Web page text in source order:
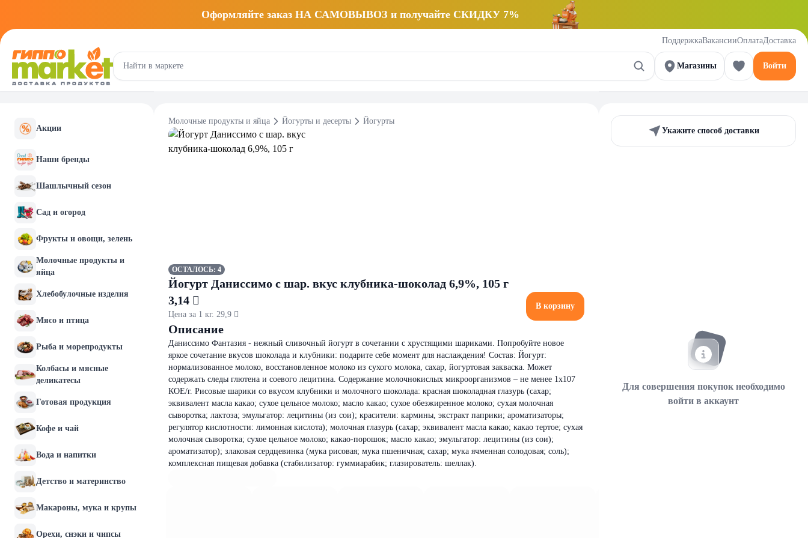
Оформляйте заказ НА САМОВЫВОЗ и получайте СКИДКУ 7%
ПоддержкаВакансииОплатаДоставка
Магазины Войти
Акции
Наши бренды
Шашлычный сезон
Сад и огород
Фрукты и овощи, зелень
Молочные продукты и
яйца
Хлебобулочные изделия
Мясо и птица
Рыба и морепродукты
Колбасы и мясные
деликатесы
Готовая продукция
Кофе и чай
Вода и напитки
Детство и материнство
Макароны, мука и крупы
Орехи, снэки и чипсы
Молочные продукты и яйца Йогурты и десерты Йогурты
ОСТАЛОСЬ: 4
Йогурт Даниссимо с шар. вкус клубника-шоколад 6,9%, 105 г
3,14 
Цена за 1 кг. 29,9 
В корзину
Описание
Даниссимо Фантазия - нежный сливочный йогурт в сочетании с хрустящими шариками. Попробуйте новое
яркое сочетание вкусов шоколада и клубники: подарите себе момент для наслаждения! Состав: Йогурт:
нормализованное молоко, восстановленное молоко из сухого молока, сахар, йогуртовая закваска. Может
содержать следы глютена и соевого лецитина. Содержание молочнокислых микроорганизмов – не менее 1x107
КОЕ/г. Рисовые шарики со вкусом клубники и молочного шоколада: красная шоколадная глазурь (сахар;
эквивалент масла какао; сухое цельное молоко; масло какао; сухое обезжиренное молоко; сухая молочная
сыворотка; лактоза; эмульгатор: лецитины (из сои); красители: кармины, экстракт паприки; ароматизаторы;
регулятор кислотности: лимонная кислота); молочная глазурь (сахар; эквивалент масла какао; какао тертое; сухая
молочная сыворотка; сухое цельное молоко; какао-порошок; масло какао; эмульгатор: лецитины (из сои);
ароматизатор); злаковая сердцевинка (мука рисовая; мука пшеничная; сахар; мука ячменная солодовая; соль);
комплексная пищевая добавка (стабилизатор: гуммиарабик; глазирователь: шеллак).
Укажите способ доставки
Для совершения покупок необходимо
войти в аккаунт